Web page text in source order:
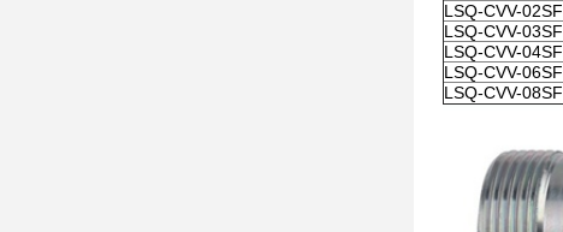
LSQ-CVV-02SF
LSQ-CVV-03SF
LSQ-CVV-04SF
LSQ-CVV-06SF
LSQ-CVV-08SF